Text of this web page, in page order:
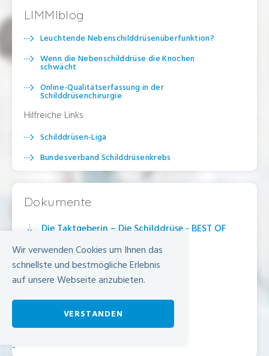
LIMMIblog
Leuchtende Nebenschilddrüsenüberfunktion?
Wenn die Nebenschilddrüse die Knochen
schwächt
Online-Qualitätserfassung in der
Schilddrüsenchirurgie
Hilfreiche Links
Schilddrüsen-Liga
Bundesverband Schilddrüsenkrebs
Dokumente
Die Taktgeberin – Die Schilddrüse - BEST OF
Limmattal
Zufallsbefunde der Schilddrüse –
Gewerbezeitung Limmattal
Wir verwenden Cookies um Ihnen das
schnellste und bestmögliche Erlebnis
auf unsere Webseite anzubieten.
VERSTANDEN
-